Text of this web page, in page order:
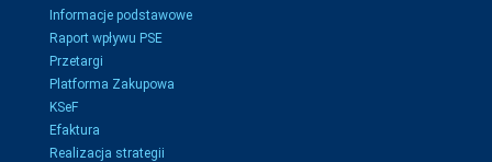
Informacje podstawowe
Raport wpływu PSE
Przetargi
Platforma Zakupowa
KSeF
Efaktura
Realizacja strategii